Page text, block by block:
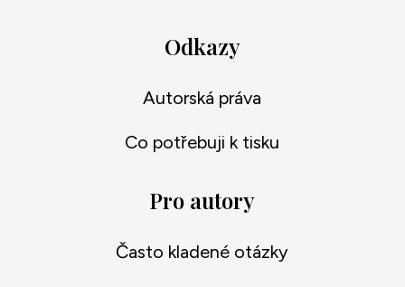
Odkazy
Autorská práva
Co potřebuji k tisku
Pro autory
Často kladené otázky